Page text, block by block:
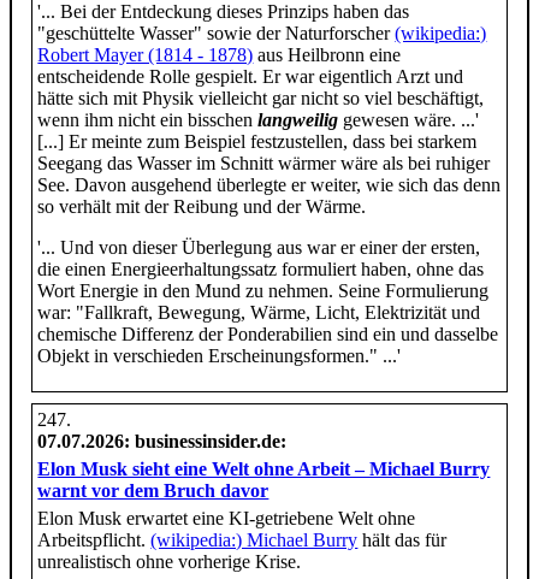
'... Bei der Entdeckung dieses Prinzips haben das
"geschüttelte Wasser" sowie der Naturforscher(wikipedia:)
Robert Mayer (1814 - 1878) aus Heilbronn eine
entscheidende Rolle gespielt. Er war eigentlich Arzt und
hätte sich mit Physik vielleicht gar nicht so viel beschäftigt,
wenn ihm nicht ein bisschenlangweilig gewesen wäre. ...'
[...] Er meinte zum Beispiel festzustellen, dass bei starkem
Seegang das Wasser im Schnitt wärmer wäre als bei ruhiger
See. Davon ausgehend überlegte er weiter, wie sich das denn
so verhält mit der Reibung und der Wärme.
'... Und von dieser Überlegung aus war er einer der ersten,
die einen Energieerhaltungssatz formuliert haben, ohne das
Wort Energie in den Mund zu nehmen. Seine Formulierung
war: "Fallkraft, Bewegung, Wärme, Licht, Elektrizität und
chemische Differenz der Ponderabilien sind ein und dasselbe
Objekt in verschieden Erscheinungsformen." ...'
07.07.2026: businessinsider.de:
Elon Musk sieht eine Welt ohne Arbeit – Michael Burry
warnt vor dem Bruch davor
Elon Musk erwartet eine KI-getriebene Welt ohne
Arbeitspflicht.(wikipedia:) Michael Burry hält das für
unrealistisch ohne vorherige Krise.